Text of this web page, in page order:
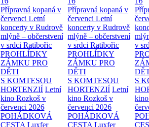
Přípravná kopaná v
červenci Letní
koncerty v Rudrově
mlýně – občerstvení
v srdci Ratibořic
PROHLÍDKY
ZÁMKU PRO
DĚTI
S KOMTESOU
HORTENZIÍ Letní
kino Rozkoš v
červenci 2026
POHÁDKOVÁ
CESTA Luxfer
Přípravná kopaná v
červenci Letní
koncerty v Rudrově
mlýně – občerstvení
v srdci Ratibořic
PROHLÍDKY
ZÁMKU PRO
DĚTI
S KOMTESOU
HORTENZIÍ Letní
kino Rozkoš v
červenci 2026
POHÁDKOVÁ
CESTA Luxfer
v
S